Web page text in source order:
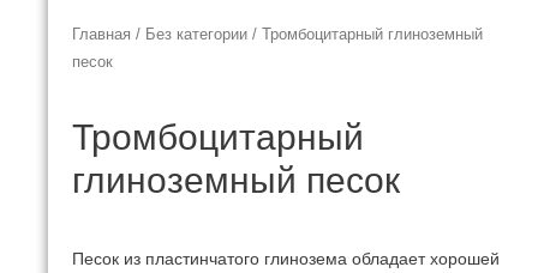
Главная / Без категории / Тромбоцитарный глиноземный
песок
Тромбоцитарный
глиноземный песок
Песок из пластинчатого глинозема обладает хорошей